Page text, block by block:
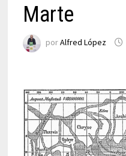
Marte
porAlfred López